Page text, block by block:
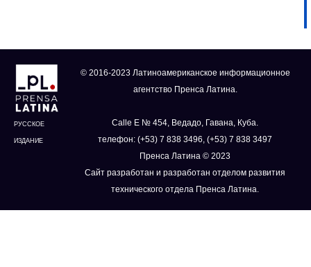
РУССКОЕ
ИЗДАНИЕ
© 2016-2023 Латиноамериканское информационное
агентство Пренса Латина.
Calle E № 454, Ведадо, Гавана, Куба.
телефон: (+53) 7 838 3496, (+53) 7 838 3497
Пренса Латина © 2023
Сайт разработан и разработан отделом развития
технического отдела Пренса Латина.